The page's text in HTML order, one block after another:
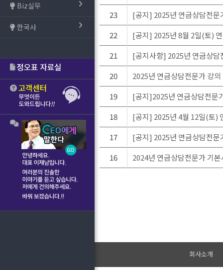
Biz실무
한국사
23
[공지] 2025년 연금상담전문
22
[공지] 2025년 8월 2일(토)
21
[공지사항] 2025년 연금상
20
2025년 연금상담전문가 강
19
[공지]2025년 연금상담전문
18
[공지] 2025년 4월 12일(토)
17
[공지] 2025년 연금상담전문
16
2024년 연금상담전문가 기
회사소개